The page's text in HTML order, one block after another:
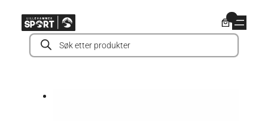
innholdProducts
search